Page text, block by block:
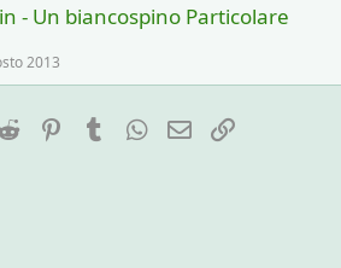
- Un biancospino Particolare
2013
Reddit PinterestTumblrWhatsApp
e-mail